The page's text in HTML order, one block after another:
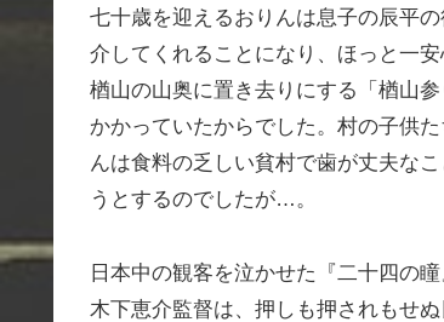
七十歳を迎えるおりんは息子の辰平
介してくれることになり、ほっと一
楢山の山奥に置き去りにする「楢山
かかっていたからでした。村の子供
んは食料の乏しい貧村で歯が丈夫な
うとするのでしたが…。
日本中の観客を泣かせた『二十四の
木下恵介監督は、押しも押されもせ